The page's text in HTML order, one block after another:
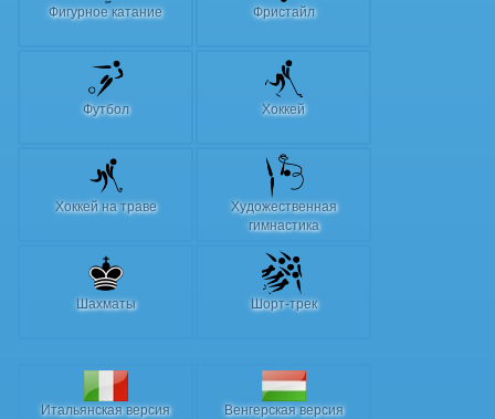
Фигурное катание Фристайл
Футбол Хоккей
Хоккей на траве
Художественная
гимнастика
Шахматы Шорт-трек
Итальянская версия Венгерская версия